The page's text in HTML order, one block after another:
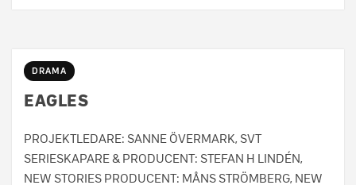
DRAMA
EAGLES
PROJEKTLEDARE: SANNE ÖVERMARK, SVT
SERIESKAPARE & PRODUCENT: STEFAN H LINDÉN,
NEW STORIES PRODUCENT: MÅNS STRÖMBERG, NEW